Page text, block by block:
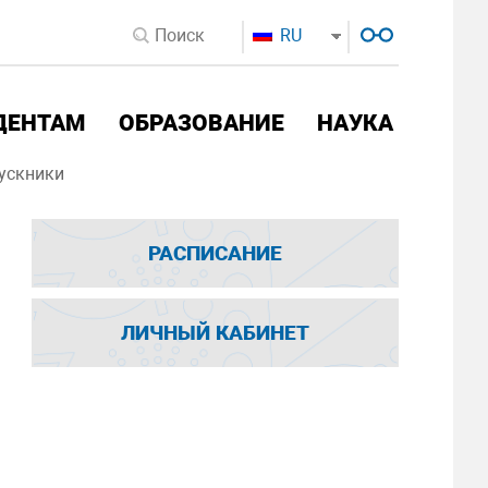
RU
ОБРАЗОВАНИЕ НАУКА
РАСПИСАНИЕ
ЛИЧНЫЙ КАБИНЕТ